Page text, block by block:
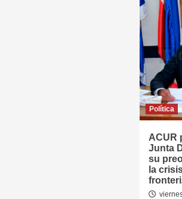
Política
ACUR
Junta
su
la